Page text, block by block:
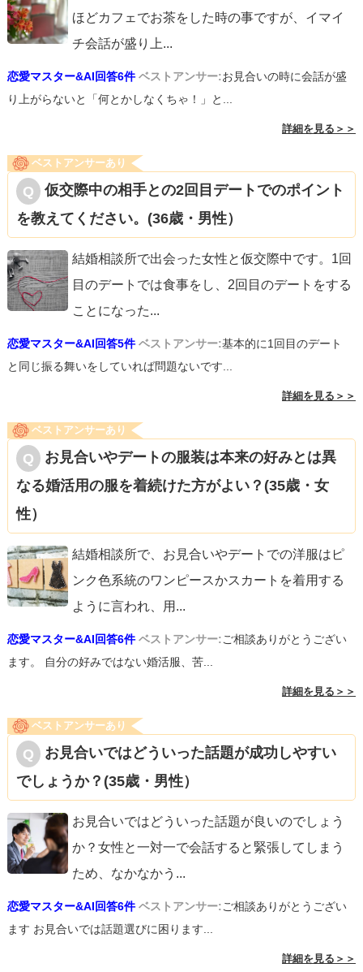
ほどカフェでお茶をした時の事ですが、イマイ
チ会話が盛り上...
恋愛マスター&AI回答6件 ベストアンサー:お見合いの時に会話が盛
り上がらないと「何とかしなくちゃ！」と...
詳細を見る＞＞
ベストアンサーあり
仮交際中の相手との2回目デートでのポイント
を教えてください。(36歳・男性）
結婚相談所で出会った女性と仮交際中です。1回
目のデートでは食事をし、2回目のデートをする
ことになった...
恋愛マスター&AI回答5件 ベストアンサー:基本的に1回目のデート
と同じ振る舞いをしていれば問題ないです...
詳細を見る＞＞
ベストアンサーあり
お見合いやデートの服装は本来の好みとは異
なる婚活用の服を着続けた方がよい？(35歳・女
性）
結婚相談所で、お見合いやデートでの洋服はピ
ンク色系統のワンピースかスカートを着用する
ように言われ、用 ...
恋愛マスター&AI回答6件 ベストアンサー:ご相談ありがとうござい
ます。 自分の好みではない婚活服、苦...
詳細を見る＞＞
ベストアンサーあり
お見合いではどういった話題が成功しやすい
でしょうか？(35歳・男性）
お見合いではどういった話題が良いのでしょう
か？女性と一対一で会話すると緊張してしまう
ため、なかなかう ...
恋愛マスター&AI回答6件 ベストアンサー:ご相談ありがとうござい
ます お見合いでは話題選びに困ります...
詳細を見る＞＞